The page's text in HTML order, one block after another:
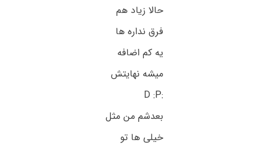
حالا زیاد هم
فرق نداره ها
یه کم اضافه
میشه نهایتش
:D :P
بعدشم من مثل
خیلی ها تو